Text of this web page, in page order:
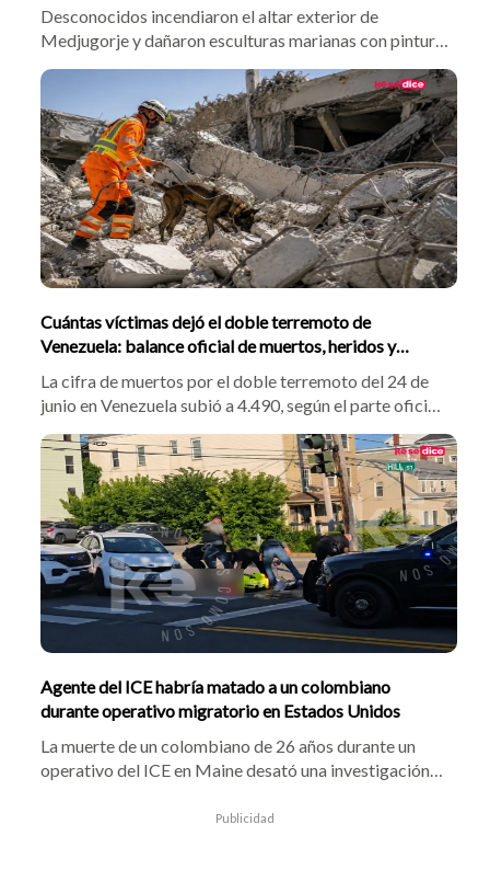
Desconocidos incendiaron el altar exterior de
Medjugorje y dañaron esculturas marianas con pintura
negra y mensajes satánicos la madrugada del 28 de
julio. La parroquia y la Fundación Reina de la Paz
instaron al perdón, confirmando que las actividades del
Festival de Jóvenes continuarán vigentes.
Cuántas víctimas dejó el doble terremoto de
Venezuela: balance oficial de muertos, heridos y
La cifra de muertos por el doble terremoto del 24 de
junio en Venezuela subió a 4.490, según el parte oficial
de este domingo. Hay 16.740 heridos y cerca de
18.000 damnificados en 108 campamentos. En medio
de la tragedia, se abrió un cruce diplomático con
Colombia por la reconstrucción
Agente del ICE habría matado a un colombiano
durante operativo migratorio en Estados Unidos
La muerte de un colombiano de 26 años durante un
operativo del ICE en Maine desató una investigación
la fuerza por parte de los agentes y organizaciones de
Publicidad